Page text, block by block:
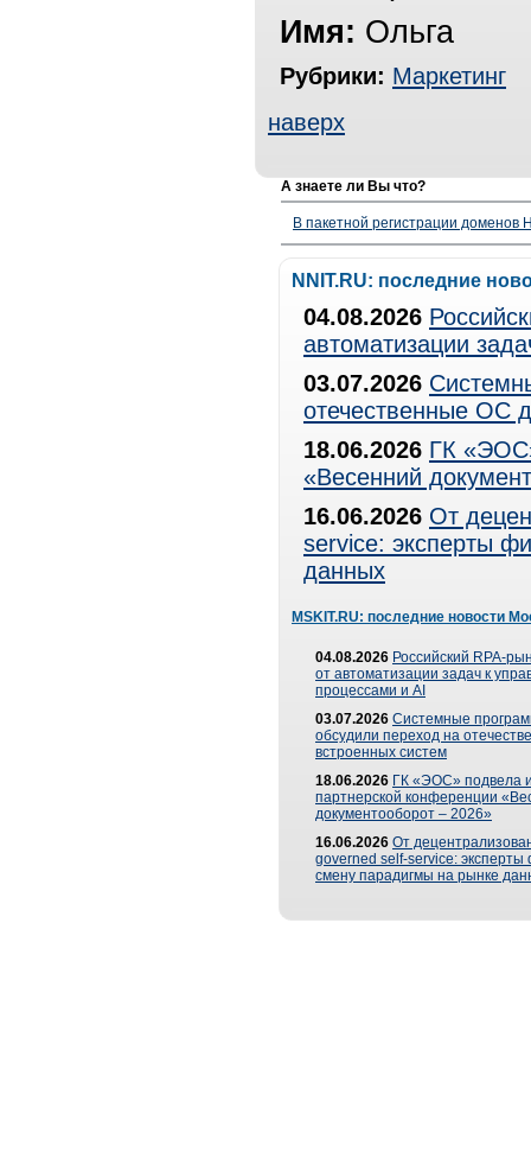
Имя: Ольга
Рубрики: Маркетинг
наверх
А знаете ли Вы что?
В пакетной регистрации доменов
NNIT.RU: последние
04.08.2026
автоматизации
03.07.2026
отечественные ОС
18.06.2026 ГК
«Весенний
16.06.2026 От
service: эксперты
данных
MSKIT.RU: последние новости
04.08.2026 Российский RPA-
от автоматизации задач к
процессами и AI
03.07.2026 Системные
обсудили переход на
встроенных систем
18.06.2026 ГК «ЭОС» подвела
партнерской конференции
документооборот – 2026»
16.06.2026 От
governed self-service: эксперты
смену парадигмы на рынке